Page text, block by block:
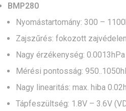
BMP280
Nyomástartomány: 300 –
Zajszűrés: fokozott
Nagy érzékenység:
Mérési pontosság:
Nagy linearitás: max. hiba
Tápfeszültség: 1.8V – 3.6V